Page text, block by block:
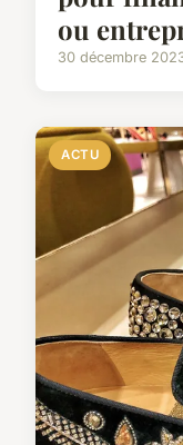
ou
30 décembre
ACTU